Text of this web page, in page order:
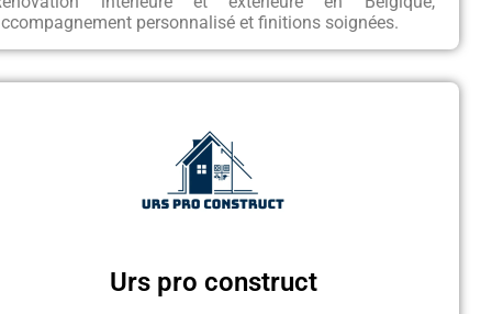
personnalisé et finitions soignées.
Urs pro construct